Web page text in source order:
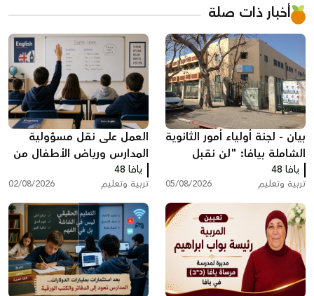
أخبار ذات صلة
بيان - لجنة أولياء أمور الثانوية
الشاملة بيافا: "لن نقبل
تجاهل صوت الأهالي"
يافا 48
تربية وتعليم 05/08/2026
العمل على نقل مسؤولية
المدارس ورياض الأطفال من
وزارة التربية والتعليم إلى
البلديات
يافا 48
تربية وتعليم 02/08/2026